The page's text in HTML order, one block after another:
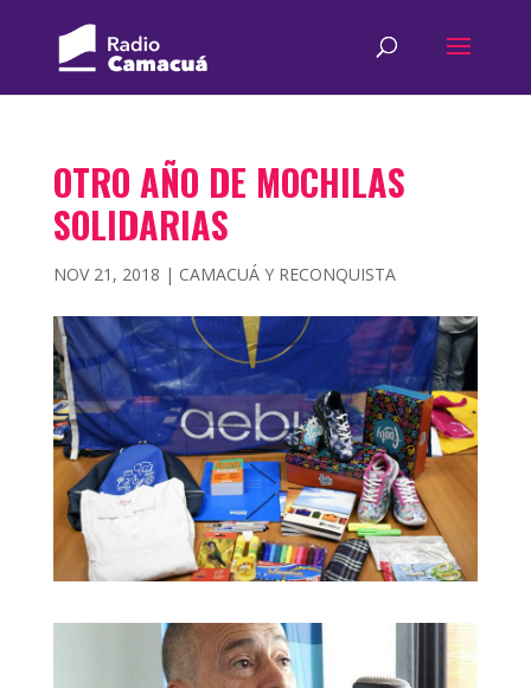
OTRO AÑO DE MOCHILAS
SOLIDARIAS
NOV 21, 2018 | CAMACUÁ Y RECONQUISTA